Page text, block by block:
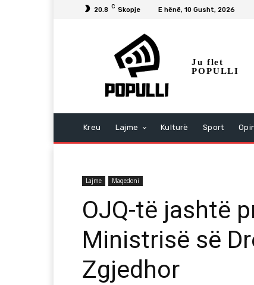
20.8 C Skopje E hënë, 10 Gusht, 2026
Ju flet
POPULLI
Kreu Lajme Kulturë Sport
Lajme Maqedoni
OJQ-të jashtë
Ministrisë së
Zgjedhor